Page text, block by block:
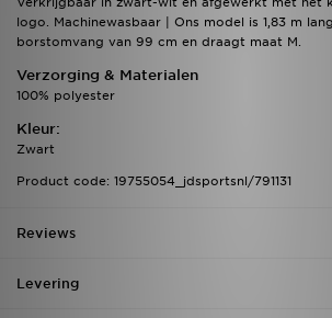
logo. Machinewasbaar | Ons model is 1,83 m
borstomvang van 99 cm en draagt maat M.
Verzorging & Materialen
100% polyester
Kleur:
Zwart
Product code: 19755054_jdsportsnl/791131
Reviews
Levering